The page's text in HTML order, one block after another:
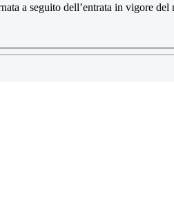
a seguito dell’entrata in vigore